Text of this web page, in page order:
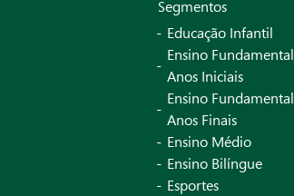
Segmentos
Educação Infantil
Ensino Fundamental
Anos Iniciais
Ensino Fundamental
Anos Finais
Ensino Médio
Ensino Bilíngue
Esportes